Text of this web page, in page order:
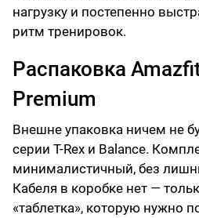
нагрузку и постепенно
ритм тренировок.
Распаковка
Premium
Внешне упаковка ничем не
серии T-Rex и Balance.
минималистичный, без
Кабеля в коробке нет —
«таблетка», которую нужно